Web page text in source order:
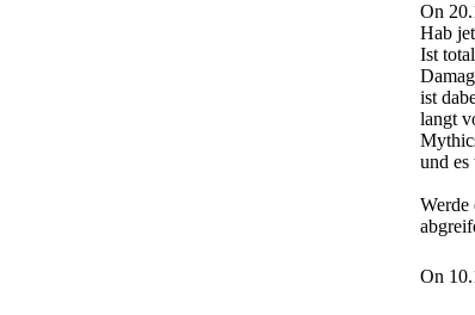
On
Hab
Ist
ist
langt
und
Werde
On